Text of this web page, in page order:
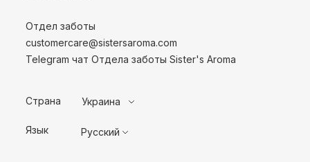
Отдел заботы
customercare@sistersaroma.com
Telegram чат Отдела заботы Sister's Aroma
Страна Украина
Язык Русский